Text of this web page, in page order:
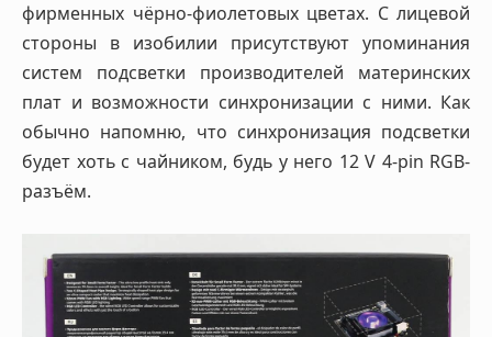
фирменных чёрно-фиолетовых цветах. С лицевой
стороны в изобилии присутствуют упоминания
систем подсветки производителей материнских
плат и возможности синхронизации с ними. Как
обычно напомню, что синхронизация подсветки
будет хоть с чайником, будь у него 12 V 4-pin RGB-
разъём.